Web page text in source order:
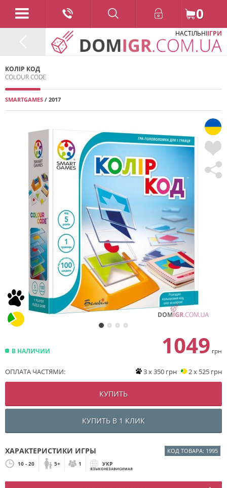
0
НАСТІЛЬНІІГРИ
КОЛІР КОД
COLOUR CODE
SMARTGAMES / 2017
В НАЛИЧИИ 1049 грн
ОПЛАТА ЧАСТЯМИ: 3 x 350 грн 2 x 525 грн
КУПИТЬ
КУПИТЬ В 1 КЛИК
ХАРАКТЕРИСТИКИ ИГРЫ КОД ТОВАРА: 1995
10 - 20 5+ 1 УКР
ЯЗЫКОНЕЗАВИСИМАЯ